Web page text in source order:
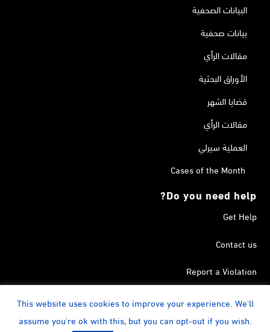
البيانات الصحفية
بيانات صحفية
مقالات الرأي
الأوراق البحثية
قضايا الشهر
مقالات الرأي
العملية سيرلي
Cases of the Month
Do you need help?
Get Help
Contact us
Report a Violation
Search in the Terrorism List
Twitter
Facebook
Linkedin
YouTube
Calendar
instagram
This website uses cookies to improve your experience. We'll
assume you're ok with this, but you can opt-out if you wish.